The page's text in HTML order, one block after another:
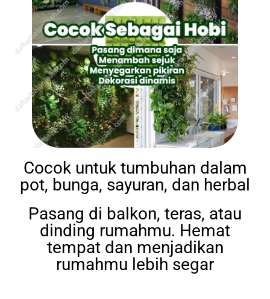
Cocok untuk tumbuhan dalam
pot, bunga, sayuran, dan herbal
Pasang di balkon, teras, atau
dinding rumahmu. Hemat
tempat dan menjadikan
rumahmu lebih segar